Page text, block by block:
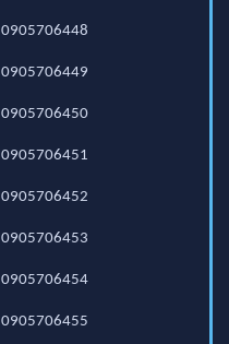
0905706448
0905706449
0905706450
0905706451
0905706452
0905706453
0905706454
0905706455